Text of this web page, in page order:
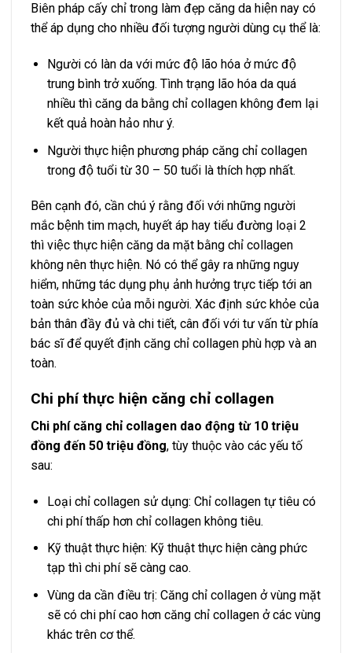
Biên pháp cấy chỉ trong làm đẹp căng da hiện nay có
thể áp dụng cho nhiều đối tượng người dùng cụ thể là:
Người có làn da với mức độ lão hóa ở mức độ
trung bình trở xuống. Tình trạng lão hóa da quá
nhiều thì căng da bằng chỉ collagen không đem lại
kết quả hoàn hảo như ý.
Người thực hiện phương pháp căng chỉ collagen
trong độ tuổi từ 30 – 50 tuổi là thích hợp nhất.
Bên cạnh đó, cần chú ý rằng đối với những người
mắc bệnh tim mạch, huyết áp hay tiểu đường loại 2
thì việc thực hiện căng da mặt bằng chỉ collagen
không nên thực hiện. Nó có thể gây ra những nguy
hiểm, những tác dụng phụ ảnh hưởng trực tiếp tới an
toàn sức khỏe của mỗi người. Xác định sức khỏe của
bản thân đầy đủ và chi tiết, cân đối với tư vấn từ phía
bác sĩ để quyết định căng chỉ collagen phù hợp và an
toàn.
Chi phí thực hiện căng chỉ collagen
Chi phí căng chỉ collagen dao động từ 10 triệu
đồng đến 50 triệu đồng, tùy thuộc vào các yếu tố
sau:
Loại chỉ collagen sử dụng: Chỉ collagen tự tiêu có
chi phí thấp hơn chỉ collagen không tiêu.
Kỹ thuật thực hiện: Kỹ thuật thực hiện càng phức
tạp thì chi phí sẽ càng cao.
Vùng da cần điều trị: Căng chỉ collagen ở vùng mặt
sẽ có chi phí cao hơn căng chỉ collagen ở các vùng
khác trên cơ thể.